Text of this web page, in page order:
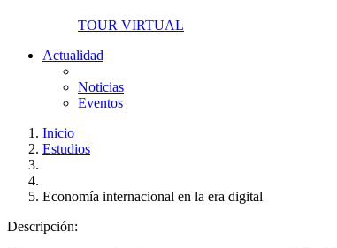
TOUR VIRTUAL
Actualidad
Noticias
Eventos
Inicio
Estudios
Economía internacional en la era digital
Descripción: